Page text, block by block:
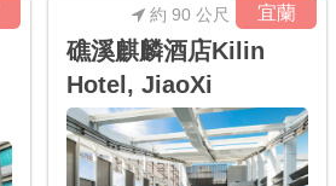
宜蘭
約 90 公尺
礁溪麒麟酒店Kilin
Hotel, JiaoXi